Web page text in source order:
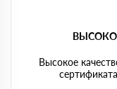
Высокое